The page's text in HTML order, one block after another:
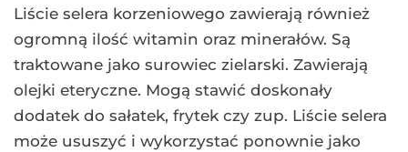
Liście selera korzeniowego zawierają również
ogromną ilość witamin oraz minerałów. Są
traktowane jako surowiec zielarski. Zawierają
olejki eteryczne. Mogą stawić doskonały
dodatek do sałatek, frytek czy zup. Liście selera
może ususzyć i wykorzystać ponownie jako